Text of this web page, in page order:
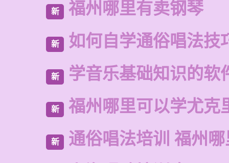
新 福州哪里有卖钢琴
新 如何自学通俗唱法技
新 学音乐基础知识的软
新 福州哪里可以学尤克
新
通俗唱法培训 福州